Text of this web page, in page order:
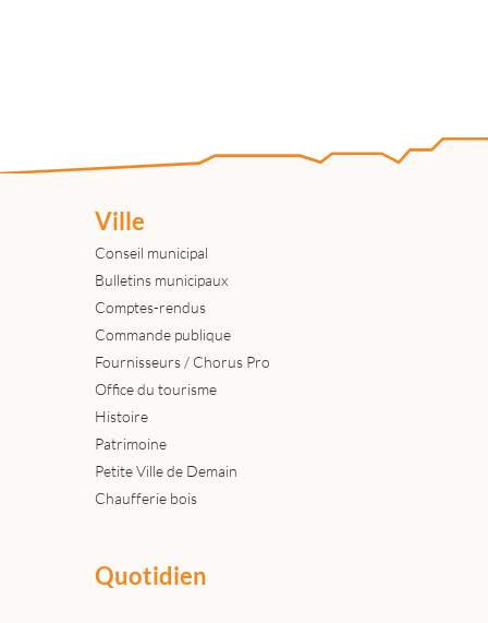
Ville
Conseil municipal
Bulletins municipaux
Comptes-rendus
Commande publique
Fournisseurs / Chorus Pro
Office du tourisme
Histoire
Patrimoine
Petite Ville de Demain
Chaufferie bois
Quotidien